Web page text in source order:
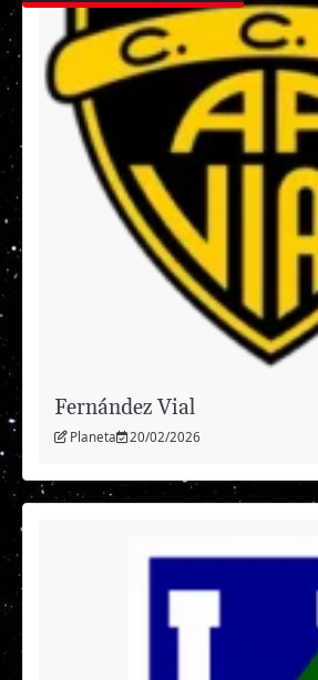
Fernández Vial
Planeta 20/02/2026